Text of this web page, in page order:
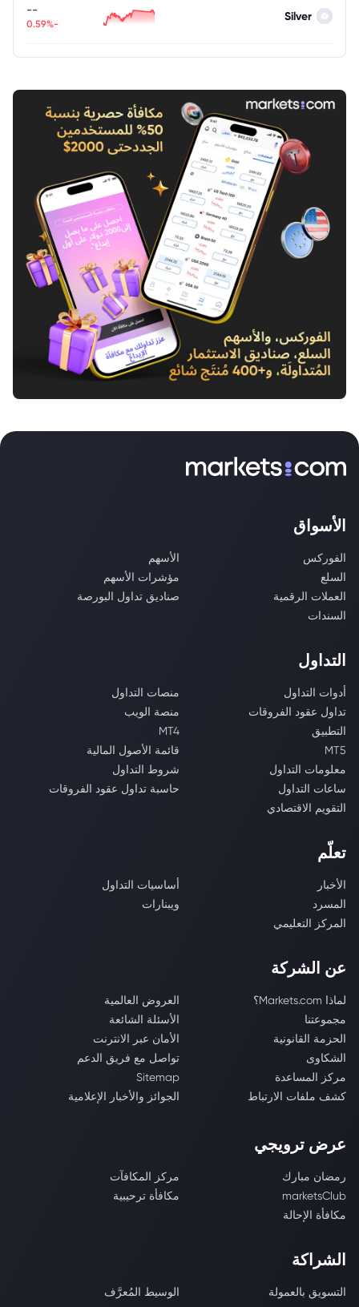
Silver
--
-0.59%
الأسواق
الفوركس
الأسهم
السلع
مؤشرات الأسهم
العملات الرقمية
صناديق تداول البورصة
السندات
التداول
أدوات التداول
منصات التداول
تداول عقود الفروقات
منصة الويب
التطبيق
MT4
MT5
قائمة الأصول المالية
معلومات التداول
شروط التداول
ساعات التداول
حاسبة تداول عقود الفروقات
التقويم الاقتصادي
تعلّم
الأخبار
أساسيات التداول
المسرد
ويبنارات
المركز التعليمي
عن الشركة
لماذا Markets.com؟
العروض العالمية
مجموعتنا
الأسئلة الشائعة
الحزمة القانونية
الأمان عبر الانترنت
الشكاوى
تواصل مع فريق الدعم
مركز المساعدة
Sitemap
كشف ملفات الارتباط
الجوائز والأخبار الإعلامية
عرض ترويجي
رمضان مبارك
مركز المكافآت
marketsClub
مكافأة ترحيبية
مكافأة الإحالة
الشراكة
التسويق بالعمولة الوسيط المُعرَّف